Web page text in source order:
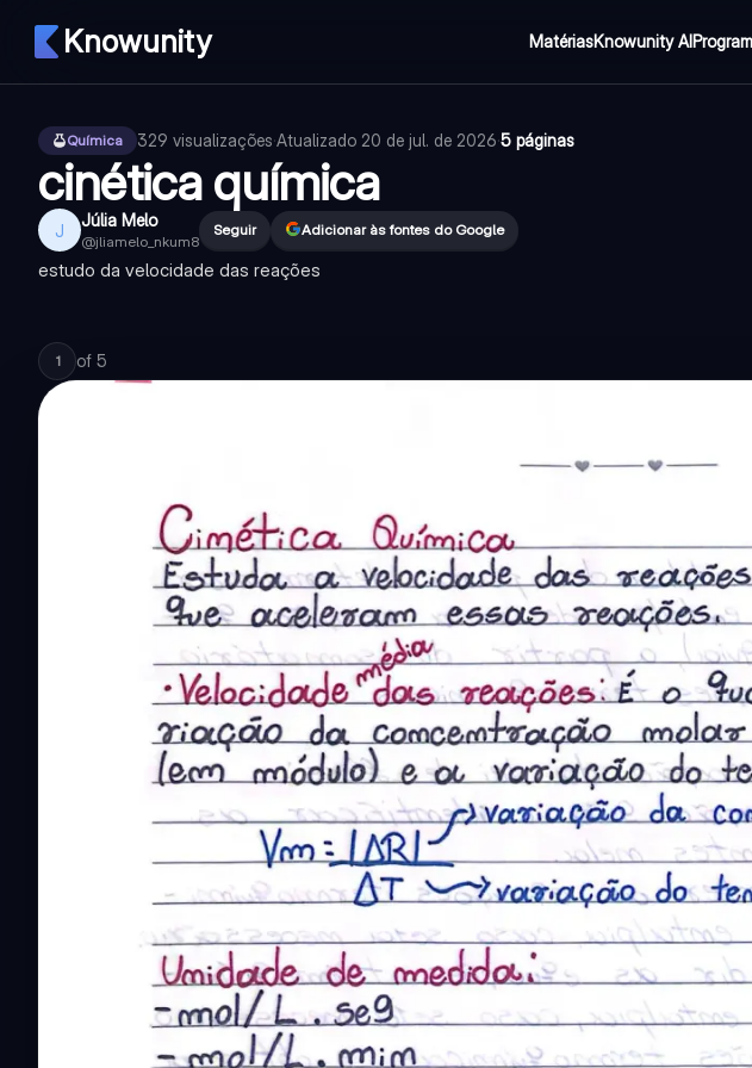
Knowunity MatériasKnowunity AI
Química 329 visualizações·Atualizado 20 de jul. de 2026·5 páginas
cinética química
J Júlia Melo
@jliamelo_nkum8
Seguir Adicionar às fontes do Google
estudo da velocidade das reações
1 of 5